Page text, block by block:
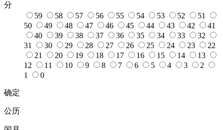
分
59
58 57 56 55 54 53 52
51
50
49 48 47 46 45 44 43 42
41
40
39 38 37 36 35 34 33
32
31
30 29 28 27 26 25 24 23
22
21
20 19 18 17 16 15 14
13
12
11 10 9 8 7 6 5 4 3
2
1
0
确定
公历